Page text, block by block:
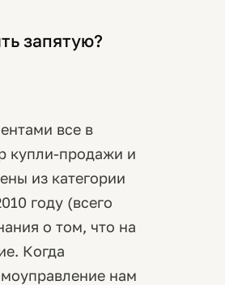
запятую?
все в
купли-продажи и
из категории
году (всего
о том, что на
Когда
нам